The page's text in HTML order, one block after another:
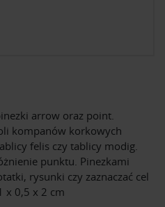
arrow oraz point.
kompanów korkowych
felis czy tablicy modig.
punktu. Pinezkami
rysunki czy zaznaczać cel
x 0,5 x 2 cm